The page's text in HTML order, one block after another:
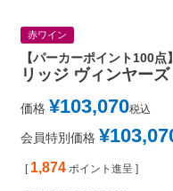
赤ワイン
【パーカーポイント100点】
リッジ ヴィンヤー
価格 ¥103,070税込
会員特別価格 ¥
[ 1,874 ポイント進呈 ]